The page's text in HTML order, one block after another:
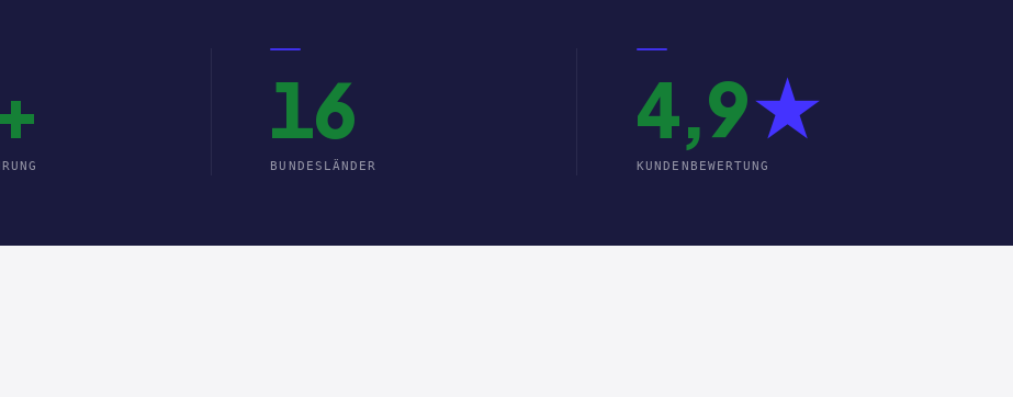
16
BUNDESLÄNDER
4,9★
KUNDENBEWERTUNG